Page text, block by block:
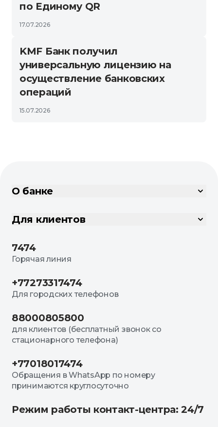
по Единому QR
17.07.2026
KMF Банк получил
универсальную лицензию на
осуществление банковских
операций
15.07.2026
О банке
Для клиентов
7474
Горячая линия
+77273317474
Для городских телефонов
88000805800
для клиентов (бесплатный звонок со
стационарного телефона)
+77018017474
Обращения в WhatsApp по номеру
принимаются круглосуточно
Режим работы контакт-центра: 24/7